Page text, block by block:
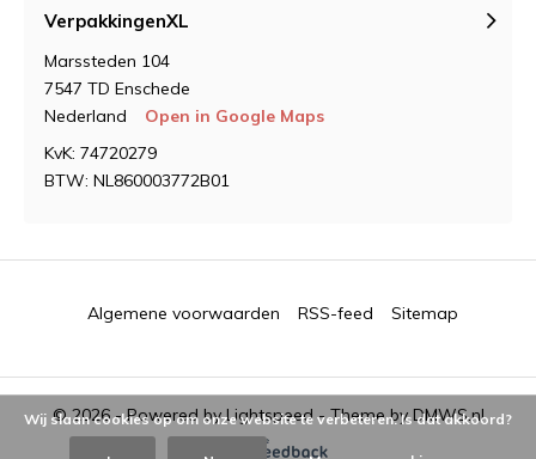
VerpakkingenXL
Marssteden 104
7547 TD Enschede
Nederland
Open in Google Maps
KvK: 74720279
BTW: NL860003772B01
© 2026 - Powered byLightspeed- Theme byDMWS.nl
Algemene voorwaarden RSS-feed Sitemap
Wij slaan cookies op om onze website te verbeteren. Is dat akkoord?